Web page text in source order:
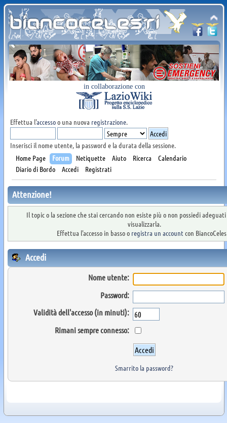
in collaborazione con
Effettua l'accessoo una nuova registrazione.
Inserisci il nome utente, la password e la durata della sessione.
Home Page
Forum Netiquette Aiuto Ricerca
Calendario
Diario di Bordo
Accedi Registrati
Attenzione!
Il topic o la sezione che stai cercando non esiste più o non possiedi
visualizzarla.
Effettua l'accesso in basso o registra un account con
Accedi
Nome utente:
Password:
Validità dell'accesso (in minuti):
Rimani sempre connesso:
Smarrito la password?